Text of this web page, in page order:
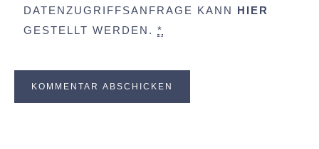
DATENZUGRIFFSANFRAGE KANN HIER
GESTELLT WERDEN. *